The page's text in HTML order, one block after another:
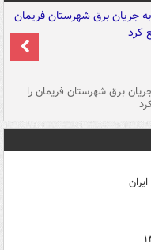
برق شهرستان فریمان را